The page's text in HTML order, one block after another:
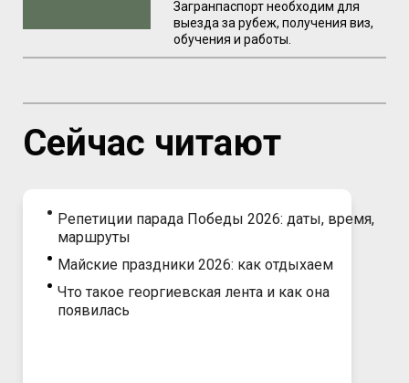
Загранпаспорт необходим для
выезда за рубеж, получения виз,
обучения и работы.
Сейчас читают
Репетиции парада Победы 2026: даты, время,
маршруты
Майские праздники 2026: как отдыхаем
Что такое георгиевская лента и как она
появилась